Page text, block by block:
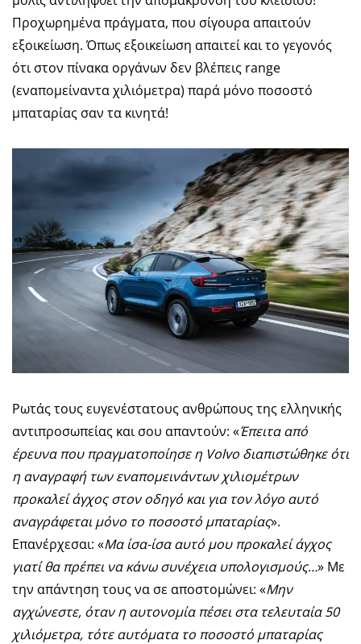
Προχωρημένα πράγματα, που σίγουρα απαιτούν
εξοικείωση. Όπως εξοικείωση απαιτεί και το γεγονός
ότι στον πίνακα οργάνων δεν βλέπεις range
(εναπομείναντα χιλιόμετρα) παρά μόνο ποσοστό
μπαταρίας σαν τα κινητά!
Ρωτάς τους ευγενέστατους ανθρώπους της ελληνικής
αντιπροσωπείας και σου απαντούν: «Έπειτα από
έρευνα που πραγματοποίησε η Volvo διαπιστώθηκε ότι
η αναγραφή των εναπομεινάντων χιλιομέτρων
προκαλεί άγχος στον οδηγό και για τον λόγο αυτό
αναγράφεται μόνο το ποσοστό μπαταρίας».
Επανέρχεσαι: «Μα ίσα-ίσα αυτό μου προκαλεί άγχος
γιατί θα πρέπει να κάνω συνέχεια υπολογισμούς…» Με
την απάντηση τους να σε αποστομώνει: «Μην
αγχώνεστε, όταν η αυτονομία πέσει στα τελευταία 50
χιλιόμετρα, τότε αυτόματα το ποσοστό μπαταρίας